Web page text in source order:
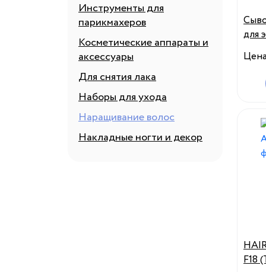
Инструменты для
парикмахеров
Косметические аппараты и
аксессуары
Для снятия лака
Наборы для ухода
Наращивание волос
Накладные ногти и декор
для
для
F18